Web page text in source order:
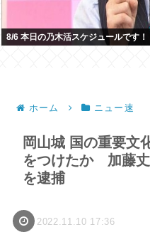
8/6 本日の乃木活スケジュールです！
ホーム ニュー速
岡山城 国の重要文
をつけたか 加藤丈
を逮捕
2022.11.10 17:36